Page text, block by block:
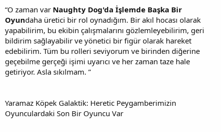
“O zaman var Naughty Dog'da İşlemde Başka Bir
Oyundaha üretici bir rol oynadığım. Bir akıl hocası olarak
yapabilirim, bu ekibin çalışmalarını gözlemleyebilirim, geri
bildirim sağlayabilir ve yönetici bir figür olarak hareket
edebilirim. Tüm bu rolleri seviyorum ve birinden diğerine
geçebilme gerçeği işimi uyarıcı ve her zaman taze hale
getiriyor. Asla sıkılmam. ”
Yaramaz Köpek Galaktik: Heretic Peygamberimizin
Oyunculardaki Son Bir Oyuncu Var